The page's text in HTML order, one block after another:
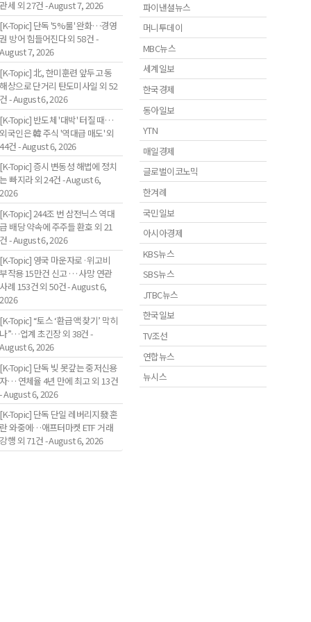
관세 외 27건 - August 7, 2026
[K-Topic] 단독 '5%룰' 완화…경영
권 방어 힘들어진다 외 58건 -
August 7, 2026
[K-Topic] 北, 한미훈련 앞두고 동
해상으로 단거리 탄도미사일 외 52
건 - August 6, 2026
[K-Topic] 반도체 '대박' 터질 때…
외국인은 韓 주식 '역대급 매도' 외
44건 - August 6, 2026
[K-Topic] 증시 변동성 해법에 정치
는 빠지라 외 24건 - August 6,
2026
[K-Topic] 244조 번 삼전닉스 역대
급 배당 약속에 주주들 환호 외 21
건 - August 6, 2026
[K-Topic] 영국 마운자로·위고비
부작용 15만건 신고 … 사망 연관
사례 153건 외 50건 - August 6,
2026
[K-Topic] “토스 ‘환급액 찾기’ 막히
나”…업계 초긴장 외 38건 -
August 6, 2026
[K-Topic] 단독 빚 못갚는 중저신용
자… 연체율 4년 만에 최고 외 13건
- August 6, 2026
[K-Topic] 단독 단일 레버리지發 혼
란 와중에…애프터마켓 ETF 거래
강행 외 71건 - August 6, 2026
파이낸셜뉴스
머니투데이
MBC뉴스
세계일보
한국경제
동아일보
YTN
매일경제
글로벌이코노믹
한겨례
국민일보
아시아경제
KBS뉴스
SBS뉴스
JTBC뉴스
한국일보
TV조선
연합뉴스
뉴시스